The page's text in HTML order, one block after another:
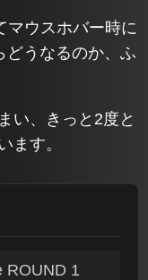
マウスホバー時に
どうなるのか、ふ
い、きっと2度と
ます。
ROUND 1